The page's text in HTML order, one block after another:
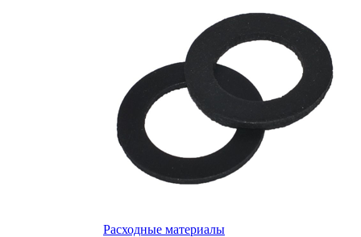
Расходные материалы